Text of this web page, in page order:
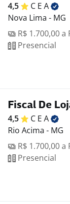
4,5 C E A
Nova Lima - MG
R$ 1.700,00 a
Presencial
Fiscal De
4,5 C E A
Rio Acima - MG
R$ 1.700,00 a
Presencial